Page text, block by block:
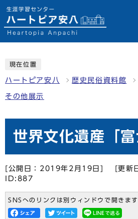
現在位置
ハートピア安八 歴史民俗資料館
その他展示
世界文化遺産「富
[公開日：2019年2月19日]
[更新
ID:887
SNSへのリンクは別ウィンドウで開きます